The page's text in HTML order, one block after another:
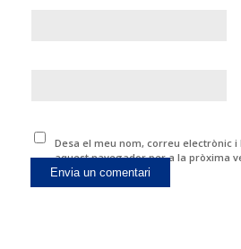
Desa el meu nom, correu electrònic i
aquest navegador per a la pròxima
comenti.